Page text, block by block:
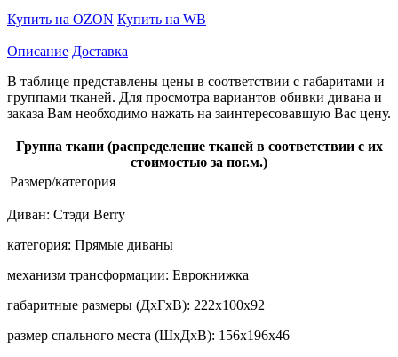
Купить на OZON Купить на WB
Описание Доставка
В таблице представлены цены в соответствии с габаритами и
группами тканей. Для просмотра вариантов обивки дивана и
заказа Вам необходимо нажать на заинтересовавшую Вас цену.
Группа ткани (распределение тканей в соответствии с их
стоимостью за пог.м.)
Размер/категория
Диван: Стэди Berry
категория: Прямые диваны
механизм трансформации: Еврокнижка
габаритные размеры (ДхГхВ): 222х100х92
размер спального места (ШхДхВ): 156х196х46